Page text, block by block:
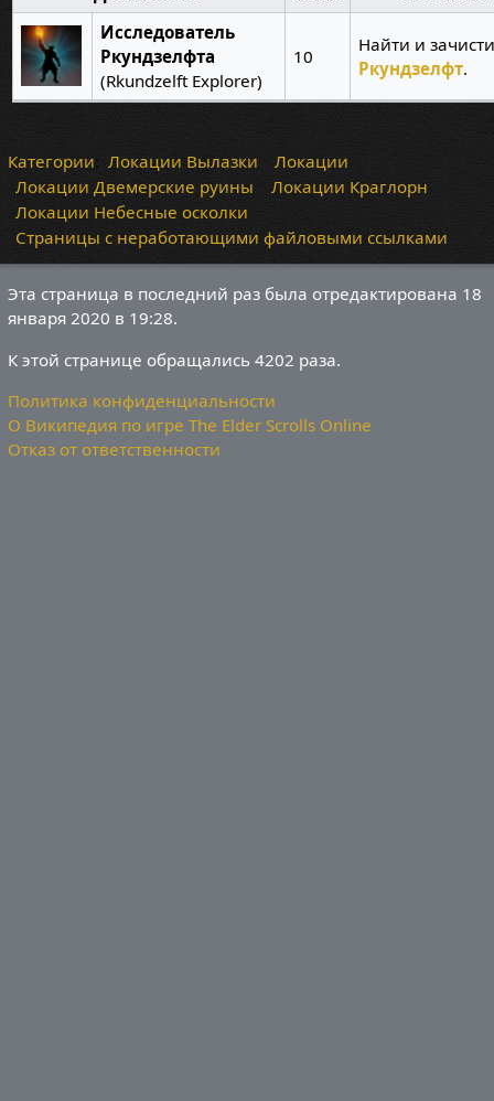
Исследователь
Ркундзелфта
(Rkundzelft Explorer)
10
Найти и
Ркундзелфт.
Категории: Локации Вылазки
Локации
Локации Двемерские руины
Локации Краглорн
Локации Небесные осколки
Страницы с неработающими файловыми ссылками
Эта страница в последний раз была отредактирована 18
января 2020 в 19:28.
К этой странице обращались 4202 раза.
Политика конфиденциальности
О Википедия по игре The Elder Scrolls Online
Отказ от ответственности